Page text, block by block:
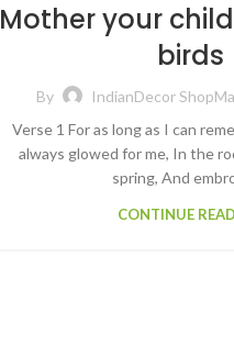
Mother your
birds
By IndianDecor
Verse 1 For as long as I can
always glowed for me, In the
spring, And
CONTINUE